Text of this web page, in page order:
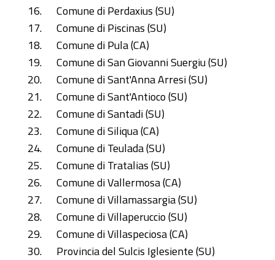
Comune di Perdaxius (SU)
Comune di Piscinas (SU)
Comune di Pula (CA)
Comune di San Giovanni Suergiu (SU)
Comune di Sant'Anna Arresi (SU)
Comune di Sant'Antioco (SU)
Comune di Santadi (SU)
Comune di Siliqua (CA)
Comune di Teulada (SU)
Comune di Tratalias (SU)
Comune di Vallermosa (CA)
Comune di Villamassargia (SU)
Comune di Villaperuccio (SU)
Comune di Villaspeciosa (CA)
Provincia del Sulcis Iglesiente (SU)